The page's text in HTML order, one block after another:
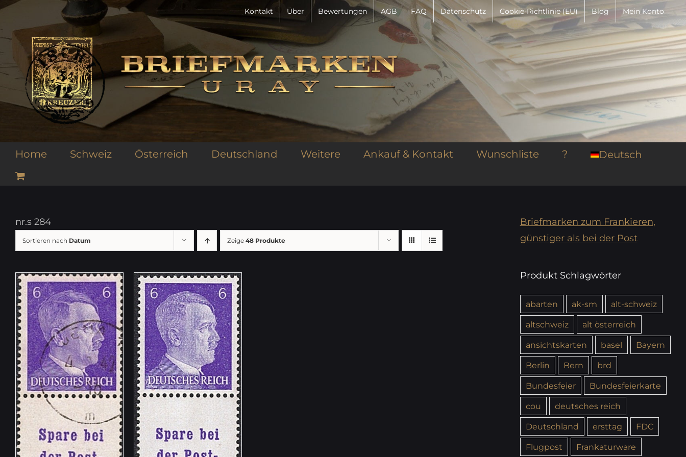
Zum
springen
Kontakt Über Bewertungen AGB FAQ Datenschutz Cookie-Richtlinie (EU) Blog Mein Konto
Home Schweiz Österreich Deutschland Weitere Ankauf & Kontakt Wunschliste ? Deutsch
nr.s 284
Sortieren nach Datum Zeige 48 Produkte
Briefmarken zum Frankieren,
günstiger als bei der Post
Produkt Schlagwörter
abarten ak-sm
alt-schweiz
altschweiz
alt österreich
ansichtskarten
basel
Bayern
Berlin
Bern
brd
Bundesfeier
Bundesfeierkarte
cou
deutsches reich
Deutschland
ersttag
FDC
Flugpost
Frankaturware